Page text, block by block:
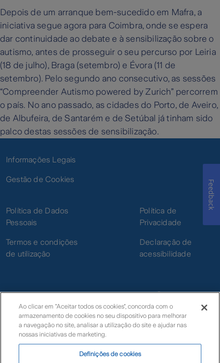
Depois de um arranque bem-sucedido em Mafra, a
iniciativa segue agora para Coimbra, onde se espera
dar continuidade ao debate e à sensibilização sobre o
autismo, antes de prosseguir o seu percurso por Leiria
(18 de julho), Braga (setembro) e Évora (11 de
setembro). Pelo segundo ano consecutivo, as sessões
“Compreender Autismo powered by Zurich” percorrem
o país. No ano passado, as cidades do Porto, de Aveiro,
de Albufeira, de Santarém e de Setúbal já tinham sido
palco destas sessões de sensibilização.
Informações Legais
Gestão de Cookies
Política de Dados
Pessoais
Termos e condições
de utilização
Política de
Privacidade
Declaração de
acessibilidade
© Zurich
Feedback
Ao clicar em "Aceitar todos os cookies", concorda com o
armazenamento de cookies no seu dispositivo para melhorar
a navegação no site, analisar a utilização do site e ajudar nas
nossas iniciativas de marketing.
Definições de cookies